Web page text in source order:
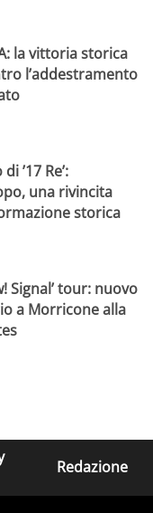
la vittoria storica
l’addestramento
’17 Re’:
una rivincita
storica
Signal’ tour: nuovo
a Morricone alla
Redazione